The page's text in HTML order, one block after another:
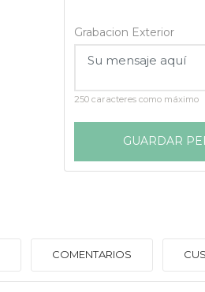
Grabacion Exterior
250 caracteres como máximo
GUARDAR
COMENTARIOS